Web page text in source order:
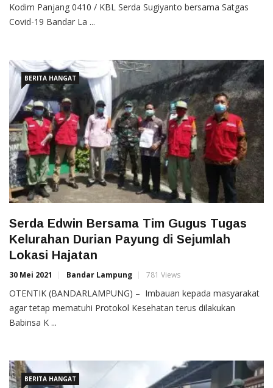
Kodim Panjang 0410 / KBL Serda Sugiyanto bersama Satgas
Covid-19 Bandar La ...
BERITA HANGAT
Serda Edwin Bersama Tim Gugus Tugas
Kelurahan Durian Payung di Sejumlah
Lokasi Hajatan
30 Mei 2021 Bandar Lampung 781 Views
OTENTIK (BANDARLAMPUNG) – Imbauan kepada masyarakat
agar tetap mematuhi Protokol Kesehatan terus dilakukan
Babinsa K ...
BERITA HANGAT